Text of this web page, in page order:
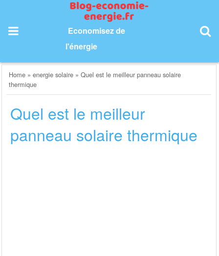
content
Economisez de
l'énergie
Home »energie solaire »Quel est le meilleur panneau solaire
thermique
Quel est le meilleur
panneau solaire thermique